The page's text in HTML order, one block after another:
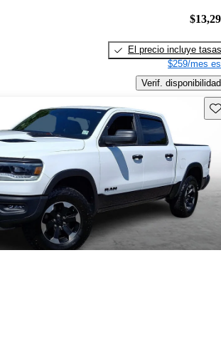
El precio incluye tasas
$259/mes
Verif. disponibilidad